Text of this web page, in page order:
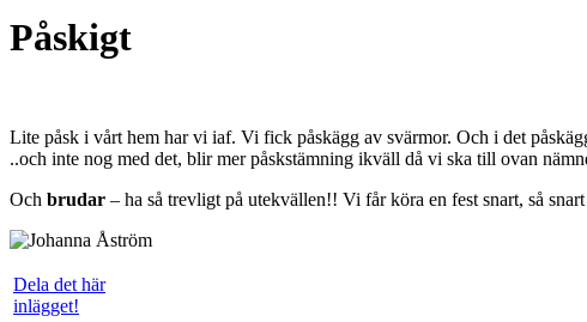
Påskigt
Lite påsk i vårt hem har vi iaf. Vi fick påskägg av svärmor. Och i det
..och inte nog med det, blir mer påskstämning ikväll då vi ska till ovan
Och brudar – ha så trevligt på utekvällen!! Vi får köra en fest snart, så
Dela det här
inlägget!